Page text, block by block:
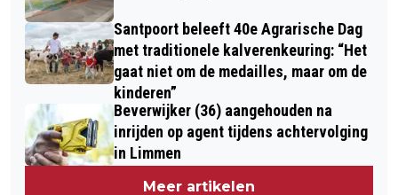
Santpoort beleeft 40e Agrarische Dag
met traditionele kalverenkeuring: “Het
gaat niet om de medailles, maar om de
kinderen”
Beverwijker (36) aangehouden na
inrijden op agent tijdens achtervolging
in Limmen
Meer artikelen